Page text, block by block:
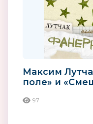
Максим
поле» и
97